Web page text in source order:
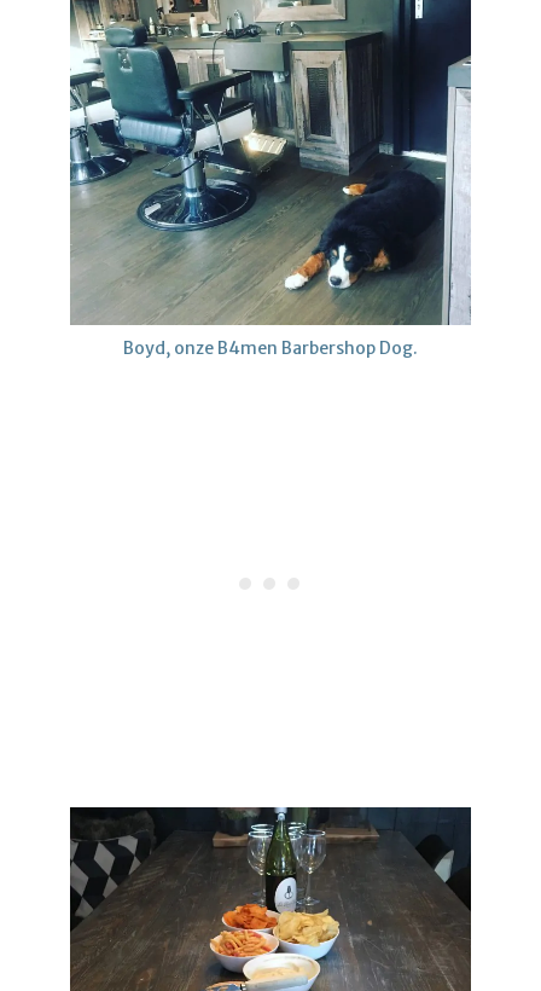
Boyd, onze B4men Barbershop Dog.